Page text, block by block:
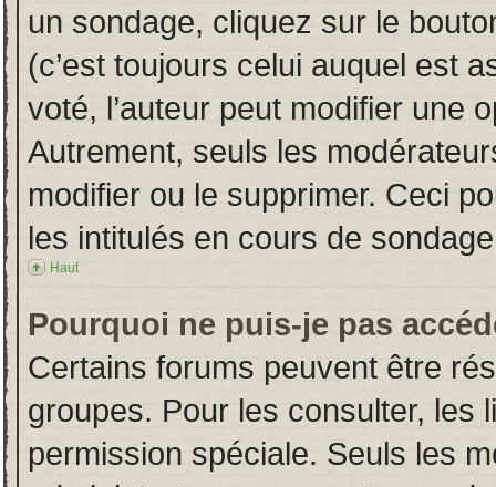
un sondage, cliquez sur le
(c’est toujours celui auquel est
voté, l’auteur peut modifier une
Autrement, seuls les
modifier ou le supprimer. Ceci
les intitulés en cours de
Haut
Pourquoi ne puis-je pas
Certains forums peuvent être
groupes. Pour les consulter, les
permission spéciale. Seuls les